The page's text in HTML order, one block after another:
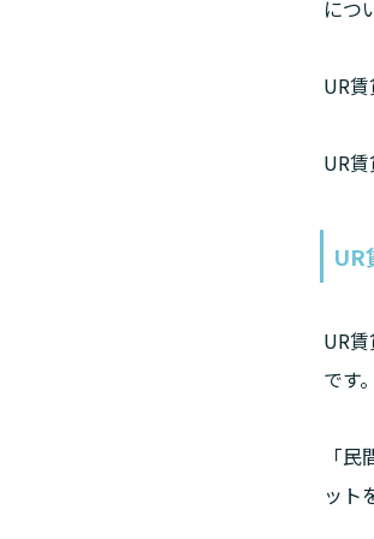
につ
UR
UR
UR
UR賃
です。
「
ット